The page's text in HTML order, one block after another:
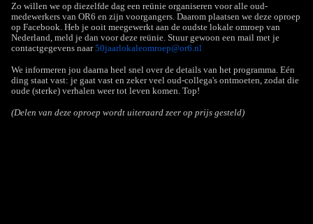
Zo willen we op diezelfde dag een reünie organiseren voor alle oud-
medewerkers van OR6 en zijn voorgangers. Daarom plaatsen we deze oproep
op Facebook. Heb je ooit meegewerkt aan de oudste lokale omroep van
Nederland, meld je dan voor deze reünie. Stuur gewoon een mail met je
contactgegevens naar50jaarlokaleomroep@or6.nl
We informeren jou daarna heel snel over de details van het programma. Eén
ding staat vast: je gaat vast en zeker veel oud-collega's ontmoeten, zodat die
oude (sterke) verhalen weer tot leven komen. Top!
(Delen van deze oproep wordt uiteraard zeer op prijs gesteld)